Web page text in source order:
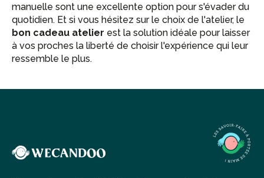
manuelle sont une excellente option pour s'évader du
quotidien. Et si vous hésitez sur le choix de l'atelier, le
bon cadeau atelier est la solution idéale pour laisser
à vos proches la liberté de choisir l'expérience qui leur
ressemble le plus.